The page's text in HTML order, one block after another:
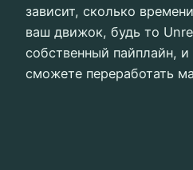
зависит, сколько
ваш движок, будь то
собственный пайплайн,
сможете переработать